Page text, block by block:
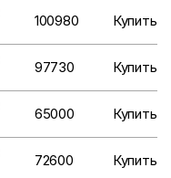
100980 Купить
97730 Купить
65000 Купить
72600 Купить